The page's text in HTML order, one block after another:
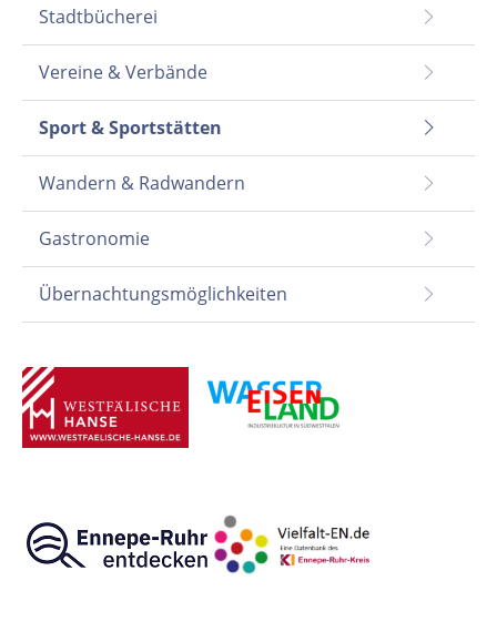
Stadtbücherei
Vereine & Verbände
Sport & Sportstätten
Wandern & Radwandern
Gastronomie
Übernachtungsmöglichkeiten